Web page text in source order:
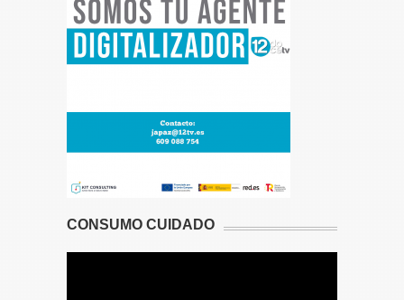
CONSUMO CUIDADO